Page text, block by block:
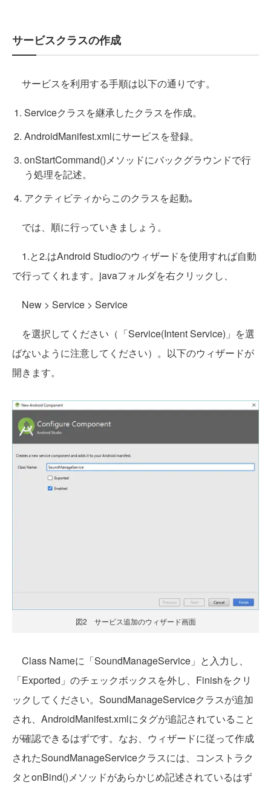
サービスクラスの作成
サービスを利用する手順は以下の通りです。
Serviceクラスを継承したクラスを作成。
AndroidManifest.xmlにサービスを登録。
onStartCommand()メソッドにバックグラウンドで行
う処理を記述。
アクティビティからこのクラスを起動｡
では、順に行っていきましょう。
1.と2.はAndroid Studioのウィザードを使用すれば自動
で行ってくれます。javaフォルダを右クリックし、
New > Service > Service
を選択してください（「Service(Intent Service)」を選
ばないように注意してください）。以下のウィザードが
開きます。
図2 サービス追加のウィザード画面
Class Nameに「SoundManageService」と入力し、
「Exported」のチェックボックスを外し、Finishをクリ
ックしてください。SoundManageServiceクラスが追加
され、AndroidManifest.xmlにタグが追記されていること
が確認できるはずです。なお、ウィザードに従って作成
されたSoundManageServiceクラスには、コンストラク
タとonBind()メソッドがあらかじめ記述されているはず